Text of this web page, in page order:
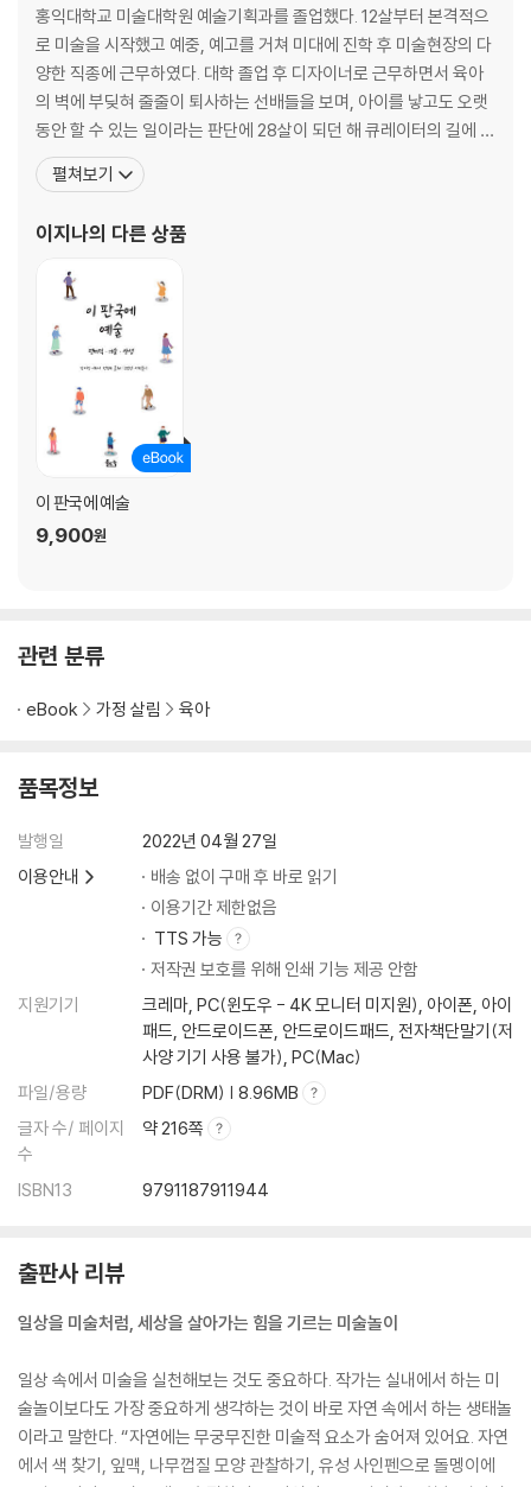
PART 02. 소근육 발달을 위한 놀이
08. 페이퍼 위빙
09. 싹둑싹둑, 마음껏 오려봐!
10. 살랑살랑 종이 모빌 만들기
11. 마스킹 테이프로 선 긋기
12. 툭툭 찍어 만드는 북극곰
13. 카네이션 팝업카드 만들기
PART 03. 촉감 발달을 위한 놀이
15. 바스락 바스락, 비닐에 찍은 그림
16. 알록달록 핑거페인팅 나무
17. 바셀린 물감 그림
18. 수제 점토로 쿠키 만들기
19. 종이 구겨 만든 낙엽 리스
PART 04. 신체발달을 돕는 놀이
20. 거미를 잡아라!
21. 빨대 불어 만든 몬스터 가족
22. 물감이 팡팡! 망치로 터트려요
PART 05. 과정 자체로 작품이 되는 놀이
25. 레인보우 롤러
26. 밀가루 물감으로 뿌려 그리는 그림
28. 씽씽 쌩쌩 자동차가 달려요
PART 06. 인지발달을 위한 놀이
30. 석양 지는 사파리 그림자
31. 도형 조각으로 입체물 만들기
33. 일러스트 나무 열매로 수양 일치 익히기
34. 지그재그 패턴놀이
35. 나도 칼더처럼! 스탠딩 모빌 반들기
PART 07. 재활용품을 활용한 놀이
36. 휴지심 꽃이 피었습니다
37. 패치워크 하우스
38. 신문 콜라주로 사자 만들기
41. 계란판 트리 만들기
PART 08. 자연물, 음식을 활용한 놀이
43. 스톤 매칭 게임
44. 봄 컬러를 찾아라!
45. 야채 스탬프
46. 알록달록 꽃팔찌 만들기
홍익대학교 미술대학원 예술기획과를 졸업했다. 12살부터 본격적으
로 미술을 시작했고 예중, 예고를 거쳐 미대에 진학 후 미술현장의 다
양한 직종에 근무하였다. 대학 졸업 후 디자이너로 근무하면서 육아
의 벽에 부딪혀 줄줄이 퇴사하는 선배들을 보며, 아이를 낳고도 오랫
동안 할 수 있는 일이라는 판단에 28살이 되던 해 큐레이터의 길에 들
어섰다. 2010~2019년까지 수호갤러리(분당), 한미사진미술관(서
울), 재단법인 한원미술관(서울)에서 큐레이터를 역임했다. 주로 한
기획하였으며, 초, 중, 고, 성인 등 다양한 연령층
펼쳐보기
이지나의 다른 상품
이 판국에 예술
9,900원
관련 분류
eBook 가정 살림 육아
품목정보
발행일
2022년 04월 27일
이용안내
배송 없이 구매 후 바로 읽기
이용기간 제한없음
TTS 가능
저작권 보호를 위해 인쇄 기능 제공 안함
지원기기
크레마, PC(윈도우 - 4K 모니터 미지원), 아이폰, 아이
패드, 안드로이드폰, 안드로이드패드, 전자책단말기(저
사양 기기 사용 불가), PC(Mac)
파일/용량
PDF(DRM) | 8.96MB
글자 수/ 페이지
수
약 216쪽
ISBN13 9791187911944
출판사 리뷰
일상을 미술처럼, 세상을 살아가는 힘을 기르는 미술놀이
일상 속에서 미술을 실천해보는 것도 중요하다. 작가는 실내에서 하는 미
술놀이보다도 가장 중요하게 생각하는 것이 바로 자연 속에서 하는 생태놀
이라고 말한다. “자연에는 무궁무진한 미술적 요소가 숨어져 있어요. 자연
에서 색 찾기, 잎맥, 나무껍질 모양 관찰하기, 유성 사인펜으로 돌멩이에